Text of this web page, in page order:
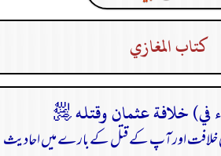
كتاب المغازي
کی خلافت اور آپ کے قتل کے بارے میں احادیث